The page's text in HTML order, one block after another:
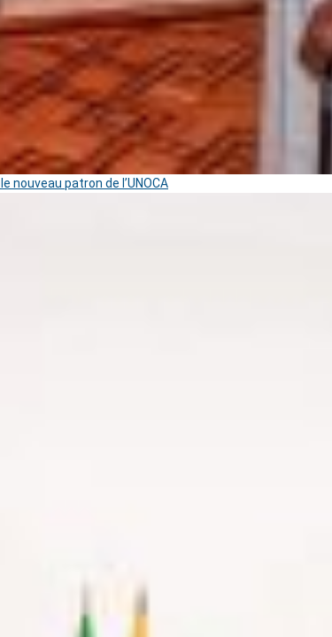
nouveau patron de l’UNOCA